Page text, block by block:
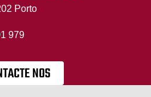
Porto
979
NOS